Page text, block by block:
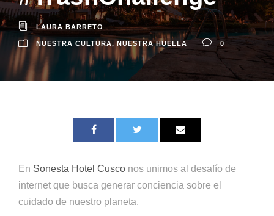
LAURA BARRETO
NUESTRA CULTURA, NUESTRA HUELLA 0
En Sonesta Hotel Cusco nos unimos al desafío de
internet que busca generar conciencia sobre el
cuidado de nuestro planeta.